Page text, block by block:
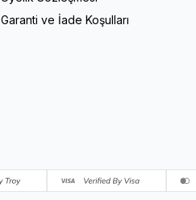
Garanti ve İade Koşulları